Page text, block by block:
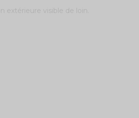
extérieure visible de loin.